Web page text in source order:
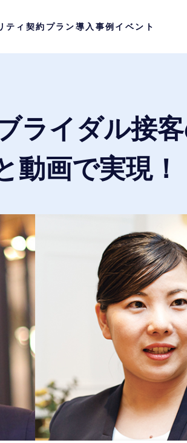
ティ 契約プラン導入事例 イベント
ライダル接
動画で実現！